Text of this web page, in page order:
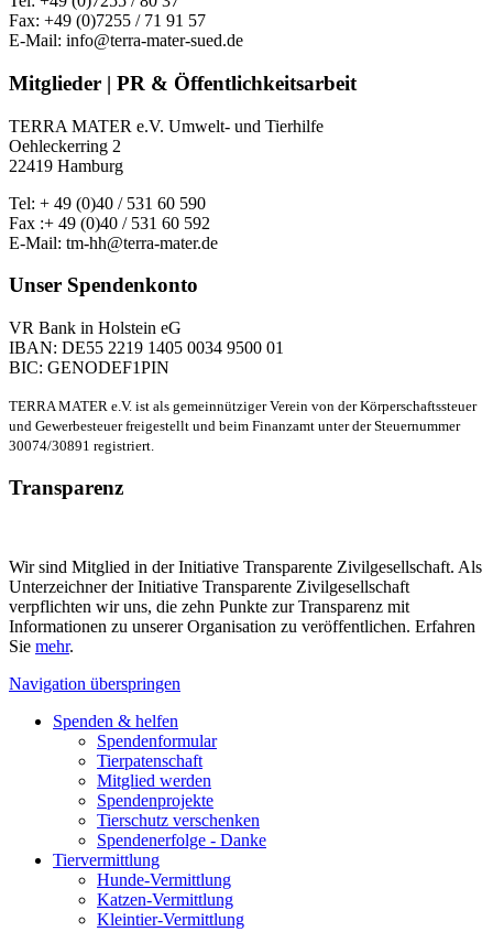
Fax: +49 (0)7255 / 71 91 57
E-Mail: info@terra-mater-sued.de
Mitglieder | PR & Öffentlichkeitsarbeit
TERRA MATER e.V. Umwelt- und Tierhilfe
Oehleckerring 2
22419 Hamburg
Tel: + 49 (0)40 / 531 60 590
Fax :+ 49 (0)40 / 531 60 592
E-Mail: tm-hh@terra-mater.de
Unser Spendenkonto
VR Bank in Holstein eG
IBAN: DE55 2219 1405 0034 9500 01
BIC: GENODEF1PIN
TERRA MATER e.V. ist als gemeinnütziger Verein von der Körperschaftssteuer
und Gewerbesteuer freigestellt und beim Finanzamt unter der Steuernummer
30074/30891 registriert.
Transparenz
Wir sind Mitglied in der Initiative Transparente Zivilgesellschaft. Als
Unterzeichner der Initiative Transparente Zivilgesellschaft
verpflichten wir uns, die zehn Punkte zur Transparenz mit
Informationen zu unserer Organisation zu veröffentlichen. Erfahren
Sie mehr.
Navigation überspringen
Spenden & helfen
Spendenformular
Tierpatenschaft
Mitglied werden
Spendenprojekte
Tierschutz verschenken
Spendenerfolge - Danke
Tiervermittlung
Hunde-Vermittlung
Katzen-Vermittlung
Kleintier-Vermittlung